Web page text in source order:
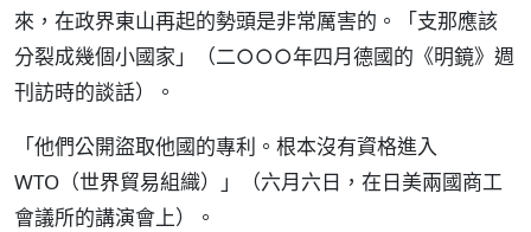
來，在政界東山再起的勢頭是非常厲害的。「支那應該
分裂成幾個小國家」（二○○○年四月德國的《明鏡》週
刊訪時的談話）。
「他們公開盜取他國的專利。根本沒有資格進入
WTO（世界貿易組織）」（六月六日，在日美兩國商工
會議所的講演會上）。